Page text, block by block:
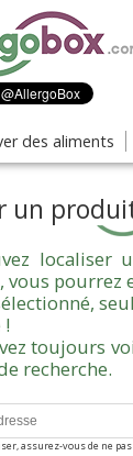
des aliments
un
localiser
vous pourrez
toujours
recherche.
assurez-vous de ne